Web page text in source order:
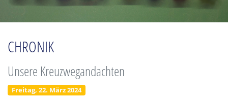
CHRONIK
Unsere Kreuzwegandachten
Freitag, 22. März 2024